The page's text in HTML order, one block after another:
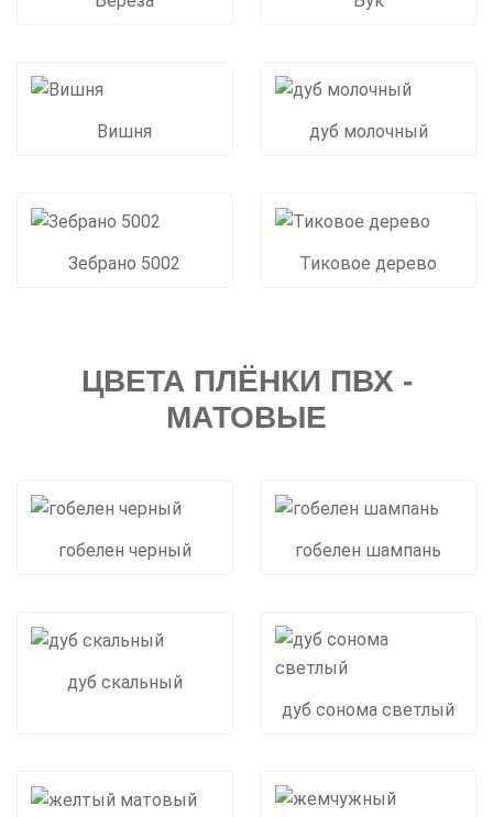
Вишня дуб молочный
Зебрано 5002 Тиковое дерево
ЦВЕТА ПЛЁНКИ ПВХ -
МАТОВЫЕ
гобелен черный гобелен шампань
дуб скальный
дуб сонома светлый